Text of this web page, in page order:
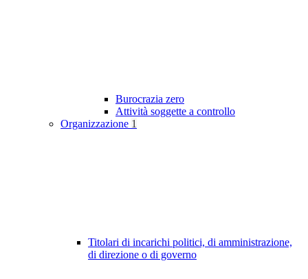
Burocrazia zero
Attività soggette a controllo
Organizzazione 1
Titolari di incarichi politici, di amministrazione,
di direzione o di governo